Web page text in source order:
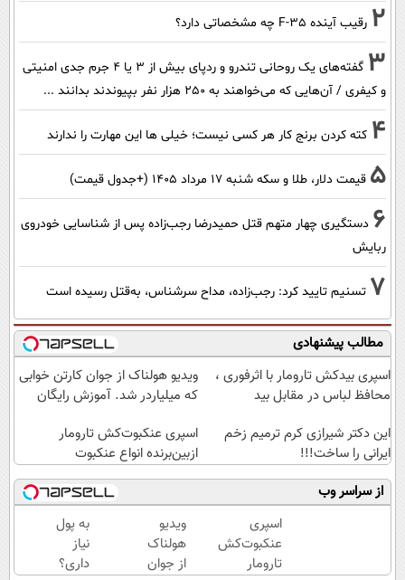
2 رقیب آینده F-35 چه مشخصاتی دارد؟
3
گفته‌های یک روحانی تندرو و ردپای بیش از ۳ یا ۴ جرم جدی امنیتی
و کیفری / آن‌هایی که می‌خواهند به ۲۵۰ هزار نفر بپیوندند بدانند ...
4 کته کردن برنج کار هر کسی نیست؛ خیلی ها این مهارت را ندارند
5 قیمت دلار، طلا و سکه شنبه ۱۷ مرداد ۱۴۰۵ (+جدول قیمت)
6 دستگیری چهار متهم قتل حمیدرضا رجب‌زاده پس از شناسایی خودروی
ربایش
7 تسنیم تایید کرد: رجب‌زاده، مداح سرشناس، به‌قتل رسیده است
مطالب پیشنهادی
اسپری بیدکش تارومار با اثرفوری ،
محافظ لباس در مقابل بید
ویدیو هولناک از جوان کارتن خوابی
که میلیاردر شد. آموزش رایگان
این دکتر شیرازی کرم ترمیم زخم
ایرانی را ساخت!!!
اسپری عنکبوت‌‌کش تارومار
ازبین‌برنده انواع عنکبوت
از سراسر وب
اسپری
عنکبوت‌‌کش
تارومار
ویدیو
هولناک
از جوان
به پول
نیاز
داری؟